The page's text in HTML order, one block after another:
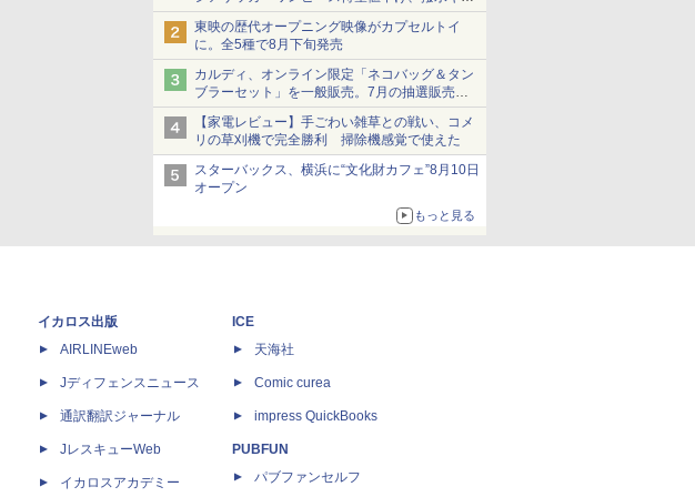
ショーツは1990円に
東映の歴代オープニング映像がカプセルトイ
に。全5種で8月下旬発売
カルディ、オンライン限定「ネコバッグ＆タン
ブラーセット」を一般販売。7月の抽選販売の
当選無効分
【家電レビュー】手ごわい雑草との戦い、コメ
リの草刈機で完全勝利 掃除機感覚で使えた
スターバックス、横浜に“文化財カフェ”8月10日
オープン
もっと見る
イカロス出版
AIRLINEweb
Jディフェンスニュース
通訳翻訳ジャーナル
JレスキューWeb
イカロスアカデミー
ICE
天海社
Comic curea
impress QuickBooks
PUBFUN
パブファンセルフ